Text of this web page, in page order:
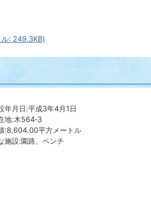
ル: 249.3KB)
年月日:平成3年4月1日
地:木564‐3
:8,604.00平方メートル
施設:園路、ベンチ